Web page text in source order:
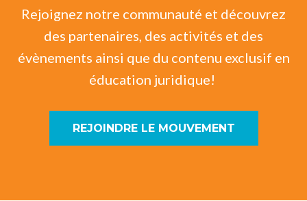
Rejoignez notre communauté et découvrez
des partenaires, des activités et des
évènements ainsi que du contenu exclusif en
éducation juridique!
REJOINDRE LE MOUVEMENT